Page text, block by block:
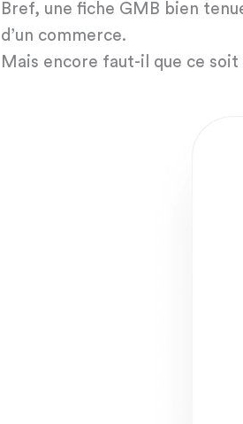
Bref, une fiche GMB bien
d’un commerce.
Mais encore faut-il que ce